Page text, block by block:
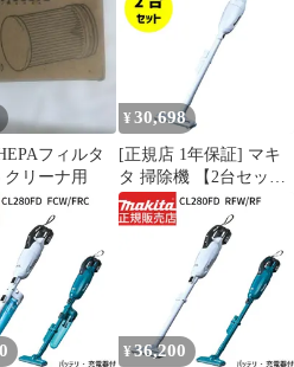
電式クリーナ
ス フルセット
軽量 0.88kg
イッチ ハンデ
業務用 一人
生活 車載
フィルタ
クリーナ用
¥ 30,698
[正規店 1年保証] マキ
タ 掃除機 【2台セッ
ト】 充電式 コードレス
クリーナー
CL108FDSHW 掃除機
スティック型 カプセル
式 ワンタッチスイッチ
makita cl108 ハンディ
軽量 1.0kg 人気家庭用
業務用 一人暮らし 新生
¥36,200